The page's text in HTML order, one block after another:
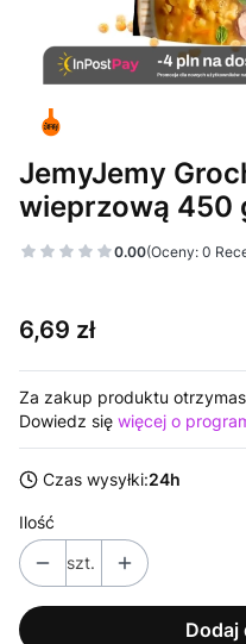
JemyJemy
wieprzową 450
0.00(Oceny: 0
Cena
6,69 zł
Za zakup produktu
Dowiedz się więcej o
Czas wysyłki:24h
Ilość
szt.
Dodaj